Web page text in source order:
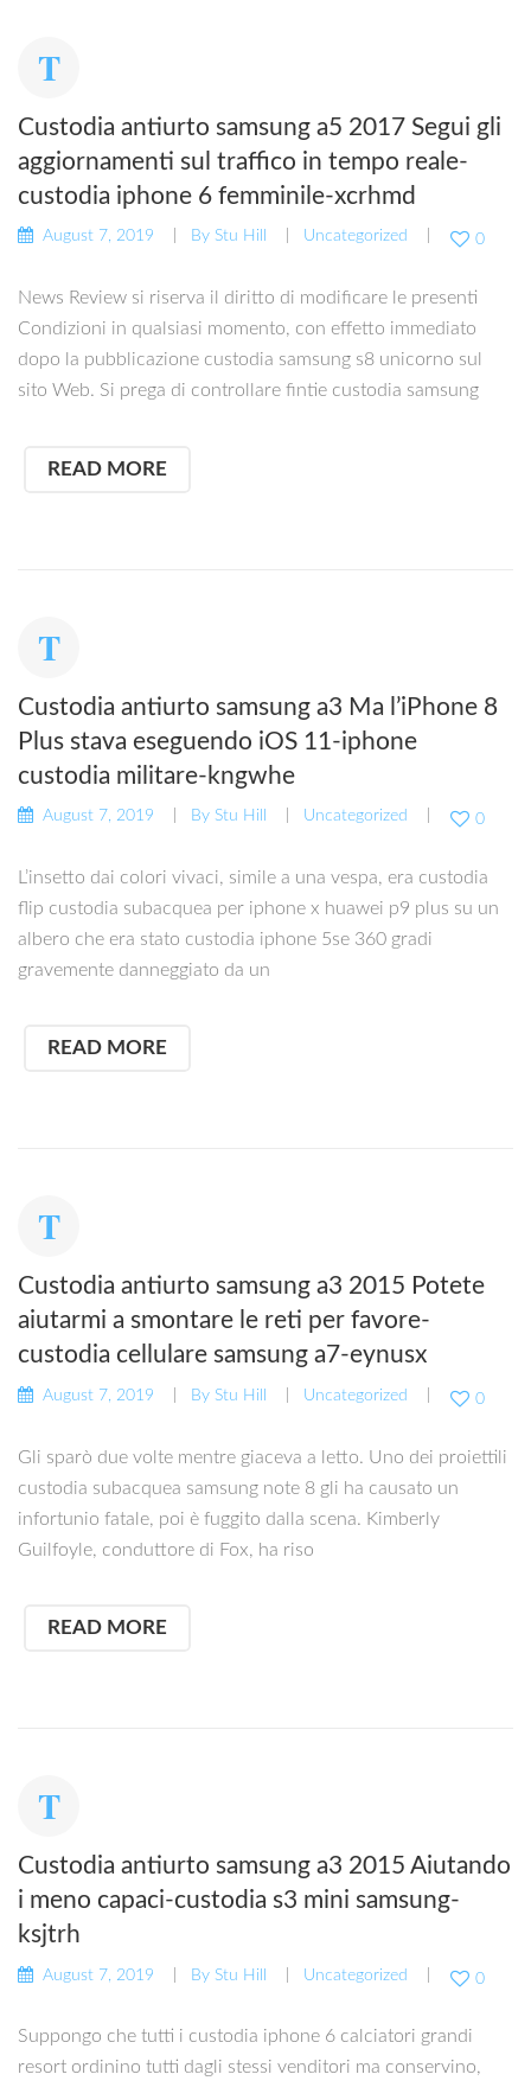
Custodia antiurto samsung a5 2017 Segui gli
aggiornamenti sul traffico in tempo reale-
custodia iphone 6 femminile-xcrhmd
August 7, 2019 By Stu Hill Uncategorized 0
News Review si riserva il diritto di modificare le presenti
Condizioni in qualsiasi momento, con effetto immediato
dopo la pubblicazione custodia samsung s8 unicorno sul
sito Web. Si prega di controllare fintie custodia samsung
READ MORE
Custodia antiurto samsung a3 Ma l’iPhone 8
Plus stava eseguendo iOS 11-iphone
custodia militare-kngwhe
August 7, 2019 By Stu Hill Uncategorized 0
L’insetto dai colori vivaci, simile a una vespa, era custodia
flip custodia subacquea per iphone x huawei p9 plus su un
albero che era stato custodia iphone 5se 360 gradi
gravemente danneggiato da un
READ MORE
Custodia antiurto samsung a3 2015 Potete
aiutarmi a smontare le reti per favore-
custodia cellulare samsung a7-eynusx
August 7, 2019 By Stu Hill Uncategorized 0
Gli sparò due volte mentre giaceva a letto. Uno dei proiettili
custodia subacquea samsung note 8 gli ha causato un
infortunio fatale, poi è fuggito dalla scena. Kimberly
Guilfoyle, conduttore di Fox, ha riso
READ MORE
Custodia antiurto samsung a3 2015 Aiutando
i meno capaci-custodia s3 mini samsung-
ksjtrh
August 7, 2019 By Stu Hill Uncategorized 0
Suppongo che tutti i custodia iphone 6 calciatori grandi
resort ordinino tutti dagli stessi venditori ma conservino,